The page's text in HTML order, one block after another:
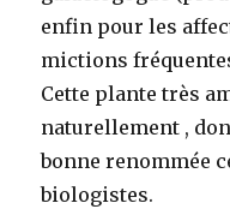
enfin pour les
mictions
Cette plante très
naturellement ,
bonne renommée
biologistes.